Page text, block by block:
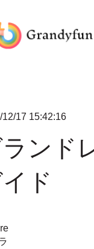
12/17 15:42:16
ンド
ド